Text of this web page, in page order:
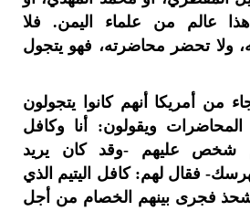
عالم من علماء اليمن. فلا
ولا تحضر محاضرته، فهو يتجول
من أمريكا أنهم كانوا يتجولون
ويقولون: أنا وكافل
شخص عليهم -وقد كان يريد
فقال لهم: كافل اليتيم الذي
فجرى بينهم الخصام من أجل